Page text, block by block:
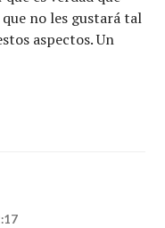
no les gustará tal
aspectos. Un